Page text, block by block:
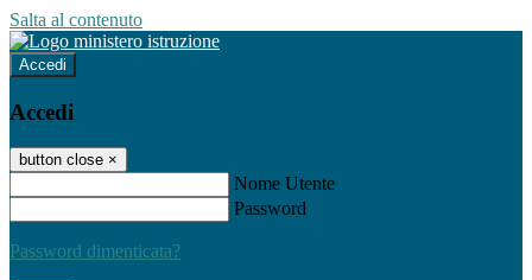
Salta al contenuto
Accedi
Accedi
button close ×
Nome Utente
Password
Password dimenticata?